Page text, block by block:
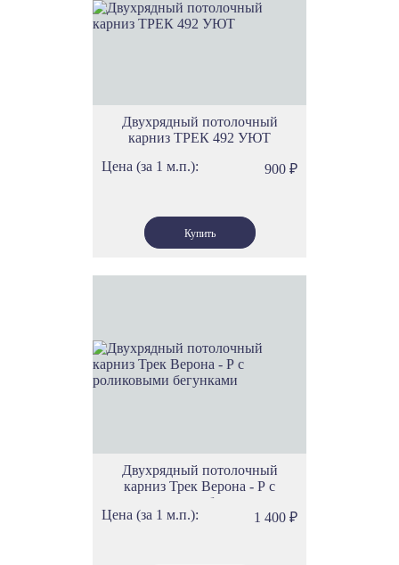
Двухрядный потолочный
карниз ТРЕК 492 УЮТ
Цена (за 1 м.п.):
900 ₽
Двухрядный потолочный
карниз Трек Верона - Р с
роликовыми бегунками
Цена (за 1 м.п.):
1 400 ₽